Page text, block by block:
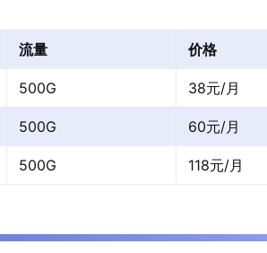
流量 价格
500G 38元/月
500G 60元/月
500G 118元/月